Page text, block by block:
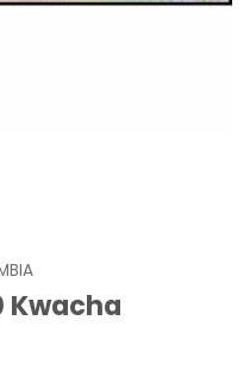
Kwacha